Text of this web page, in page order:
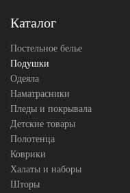
Производитель
Каталог
Постельное белье
Подушки
Одеяла
Наматрасники
Пледы и покрывала
Детские товары
Полотенца
Коврики
Халаты и наборы
Шторы